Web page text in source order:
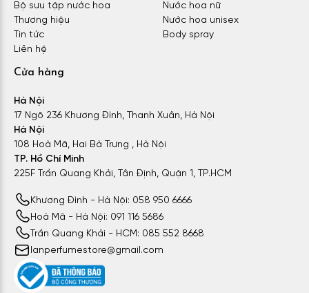
Bộ sưu tập nước hoa
Thương hiệu
Tin tức
Liên hệ
Nước hoa nữ
Nước hoa unisex
Body spray
Cửa hàng
Hà Nội
17 Ngõ 236 Khương Đình, Thanh Xuân, Hà Nội
Hà Nội
108 Hoà Mã, Hai Bà Trưng , Hà Nội
TP. Hồ Chí Minh
225F Trần Quang Khải, Tân Định, Quận 1, TP.HCM
Khương Đình - Hà Nội: 058 950 6666
Hoà Mã - Hà Nội: 091 116 5686
Trần Quang Khải - HCM: 085 552 8668
lanperfumestore@gmail.com